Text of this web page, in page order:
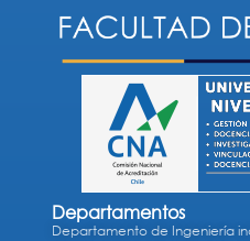
Departamentos
Departamento de Ingeniería